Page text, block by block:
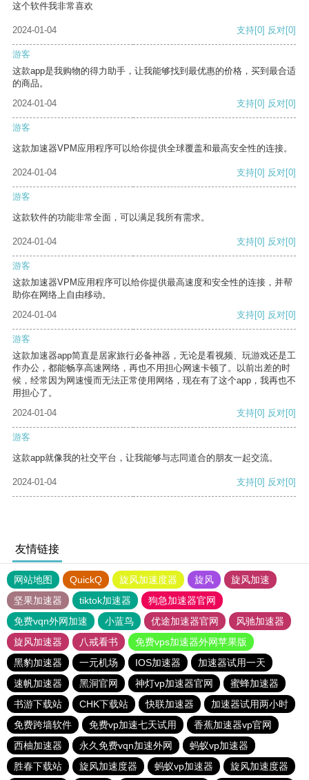
这个软件我非常喜欢
2024-01-04 支持[0] 反对[0]
游客
这款app是我购物的得力助手，让我能够找到最优惠的价格，买到最合适
的商品。
2024-01-04
支持[0] 反对[0]
游客
这款加速器VPM应用程序可以给你提供全球覆盖和最高安全性的连接。
2024-01-04 支持[0] 反对[0]
游客
这款软件的功能非常全面，可以满足我所有需求。
2024-01-04 支持[0] 反对[0]
游客
这款加速器VPM应用程序可以给你提供最高速度和安全性的连接，并帮
助你在网络上自由移动。
2024-01-04
支持[0] 反对[0]
游客
这款加速器app简直是居家旅行必备神器，无论是看视频、玩游戏还是工
作办公，都能畅享高速网络，再也不用担心网速卡顿了。以前出差的时
候，经常因为网速慢而无法正常使用网络，现在有了这个app，我再也不
用担心了。
2024-01-04
支持[0] 反对[0]
游客
这款app就像我的社交平台，让我能够与志同道合的朋友一起交流。
2024-01-04 支持[0] 反对[0]
友情链接
网站地图 QuickQ 旋风加速度器 旋风
旋风加速
坚果加速器
tiktok加速器
狗急加速器官网
免费vqn外网加速
小蓝鸟 优途加速器官网
风驰加速器
旋风加速器
八戒看书
免费vps加速器外网苹果版
黑豹加速器
一元机场 IOS加速器
加速器试用一天
速帆加速器
黑洞官网 神灯vp加速器官网
蜜蜂加速器
书游下载站
CHK下载站 快联加速器
加速器试用两小时
免费跨墙软件
免费vp加速七天试用
香蕉加速器vp官网
西柚加速器
永久免费vqn加速外网
蚂蚁vp加速器
胜春下载站
旋风加速度器 蚂蚁vp加速器 旋风加速度器